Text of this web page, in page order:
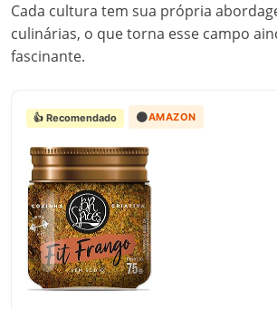
Cada cultura tem sua própria
culinárias, o que torna esse campo
fascinante.
👍 Recomendado 🟠AMAZON